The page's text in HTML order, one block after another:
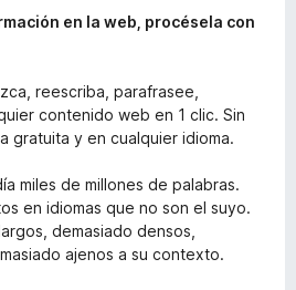
en la web, procésela con
reescriba, parafrasee,
contenido web en 1 clic. Sin
gratuita y en cualquier idioma.
miles de millones de palabras.
en idiomas que no son el suyo.
demasiado densos,
ajenos a su contexto.